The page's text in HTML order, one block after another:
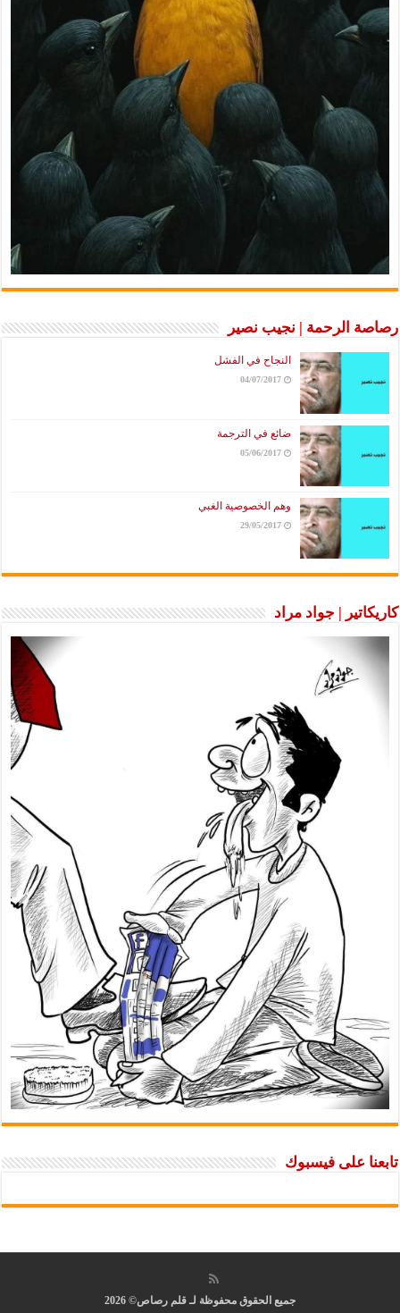
رصاصة الرحمة | نجيب نصير
النجاح في الفشل
04/07/2017
ضائع في الترجمة
05/06/2017
وهم الخصوصية الغبي
29/05/2017
كاريكاتير | جواد مراد
تابعنا على فيسبوك
جميع الحقوق محفوظة لـ قلم رصاص© 2026